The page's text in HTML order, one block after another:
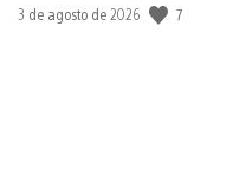
Fecha
3 de agosto de 2026 7